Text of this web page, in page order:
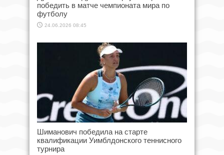
победить в матче чемпионата мира по
футболу
24.06.2026 08:45
Шиманович победила на старте
квалификации Уимблдонского теннисного
турнира